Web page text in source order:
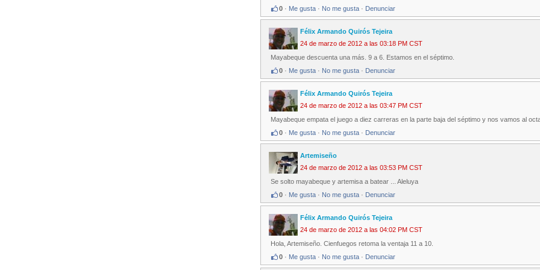
0 · Me gusta · No me gusta · Denunciar
Félix Armando Quirós Tejeira
24 de marzo de 2012 a las 03:18 PM CST
Mayabeque descuenta una más. 9 a 6. Estamos en el séptimo.
0 · Me gusta · No me gusta · Denunciar
Félix Armando Quirós Tejeira
24 de marzo de 2012 a las 03:47 PM CST
Mayabeque empata el juego a diez carreras en la parte baja del séptimo y nos vamos al
0 · Me gusta · No me gusta · Denunciar
Artemiseño
24 de marzo de 2012 a las 03:53 PM CST
Se solto mayabeque y artemisa a batear ... Aleluya
0 · Me gusta · No me gusta · Denunciar
Félix Armando Quirós Tejeira
24 de marzo de 2012 a las 04:02 PM CST
Hola, Artemiseño. Cienfuegos retoma la ventaja 11 a 10.
0 · Me gusta · No me gusta · Denunciar